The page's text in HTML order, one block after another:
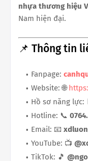
nhựa thương hiệu
Nam hiện đại.
📌 Thông tin
Fanpage:
Website: 🌐
Hồ sơ năng lực:
Hotline: 📞
Email: 📧
YouTube: 📺
TikTok: 🎵